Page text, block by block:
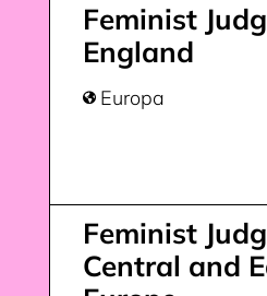
Feminist
Central and
Feminist
England
 Europa